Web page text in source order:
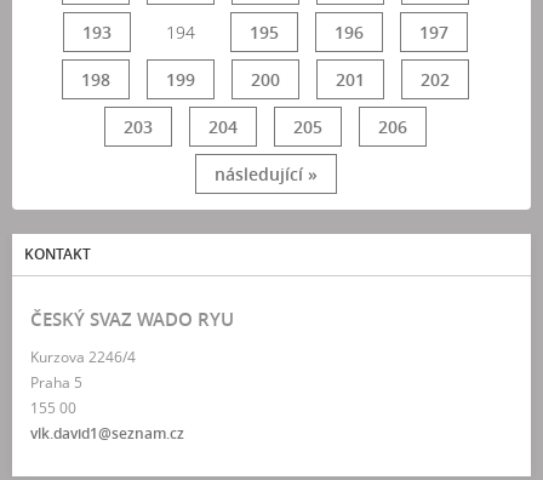
193 194 195 196 197
198 199 200 201 202
203 204 205 206
následující »
KONTAKT
ČESKÝ SVAZ WADO RYU
Kurzova 2246/4
Praha 5
155 00
vlk.david1@seznam.cz